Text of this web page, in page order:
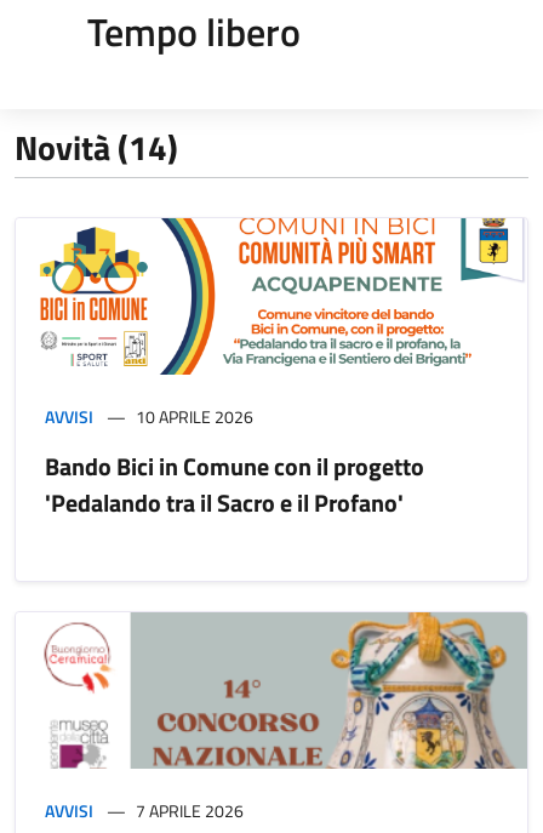
Tempo libero
Novità (14)
AVVISI 10 APRILE 2026
Bando Bici in Comune con il progetto
'Pedalando tra il Sacro e il Profano'
AVVISI 7 APRILE 2026